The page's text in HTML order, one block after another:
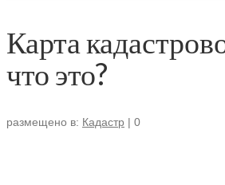
Карта
что это?
размещено в: Кадастр | 0